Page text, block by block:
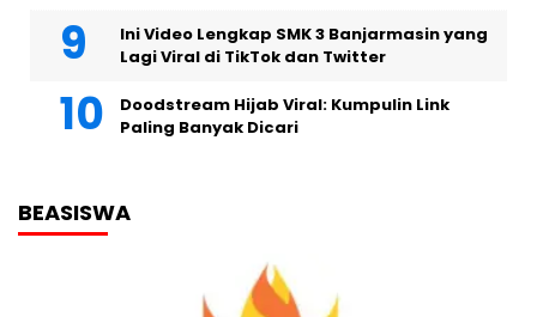
Ini Video Lengkap SMK 3 Banjarmasin yang
Lagi Viral di TikTok dan Twitter
Doodstream Hijab Viral: Kumpulin Link
Paling Banyak Dicari
BEASISWA